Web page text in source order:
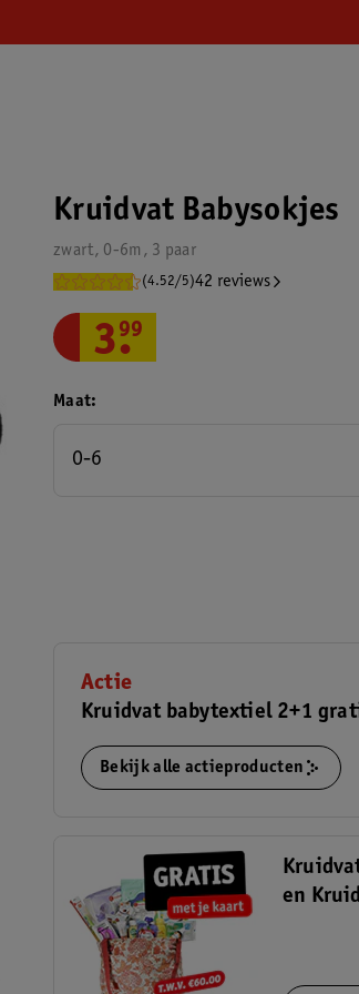
Kruidvat Babysokjes
zwart, 0-6m, 3 paar
(4.52/5)42 reviews
3.
99
Maat
0-6
Actie
Kruidvat babytextiel 2+1
Bekijk alle actieproducten
en